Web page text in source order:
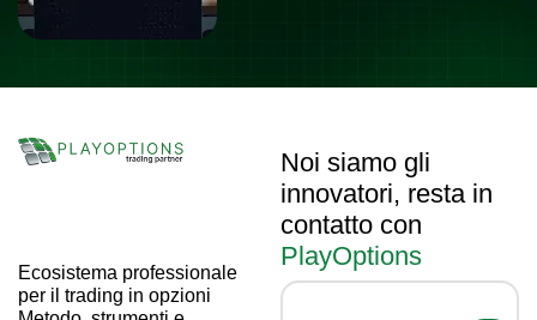
Ecosistema professionale
per il trading in opzioni
Noi siamo gli
innovatori, resta in
contatto con
PlayOptions
Invia